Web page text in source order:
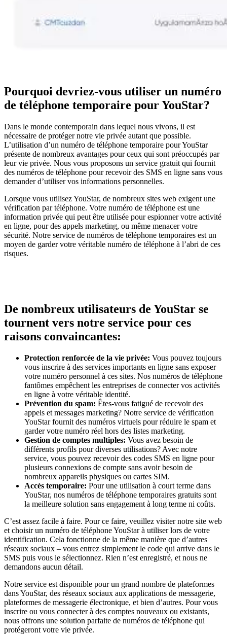
Pourquoi devriez-vous utiliser un numéro
de téléphone temporaire pour YouStar?
Dans le monde contemporain dans lequel nous vivons, il est
nécessaire de protéger notre vie privée autant que possible.
L’utilisation d’un numéro de téléphone temporaire pour YouStar
présente de nombreux avantages pour ceux qui sont préoccupés par
leur vie privée. Nous vous proposons un service gratuit qui fournit
des numéros de téléphone pour recevoir des SMS en ligne sans vous
demander d’utiliser vos informations personnelles.
Lorsque vous utilisez YouStar, de nombreux sites web exigent une
vérification par téléphone. Votre numéro de téléphone est une
information privée qui peut être utilisée pour espionner votre activité
en ligne, pour des appels marketing, ou même menacer votre
sécurité. Notre service de numéros de téléphone temporaires est un
moyen de garder votre véritable numéro de téléphone à l’abri de ces
risques.
De nombreux utilisateurs de YouStar se
tournent vers notre service pour ces
raisons convaincantes:
Protection renforcée de la vie privée: Vous pouvez toujours
vous inscrire à des services importants en ligne sans exposer
votre numéro personnel à ces sites. Nos numéros de téléphone
fantômes empêchent les entreprises de connecter vos activités
en ligne à votre véritable identité.
Prévention du spam: Êtes-vous fatigué de recevoir des
appels et messages marketing? Notre service de vérification
YouStar fournit des numéros virtuels pour réduire le spam et
garder votre numéro réel hors des listes marketing.
Gestion de comptes multiples: Vous avez besoin de
différents profils pour diverses utilisations? Avec notre
service, vous pouvez recevoir des codes SMS en ligne pour
plusieurs connexions de compte sans avoir besoin de
nombreux appareils physiques ou cartes SIM.
Accès temporaire: Pour une utilisation à court terme dans
YouStar, nos numéros de téléphone temporaires gratuits sont
la meilleure solution sans engagement à long terme ni coûts.
C’est assez facile à faire. Pour ce faire, veuillez visiter notre site web
et choisir un numéro de téléphone YouStar à utiliser lors de votre
identification. Cela fonctionne de la même manière que d’autres
réseaux sociaux – vous entrez simplement le code qui arrive dans le
SMS puis vous le sélectionnez. Rien n’est enregistré, et nous ne
demandons aucun détail.
Notre service est disponible pour un grand nombre de plateformes
dans YouStar, des réseaux sociaux aux applications de messagerie,
plateformes de messagerie électronique, et bien d’autres. Pour vous
inscrire ou vous connecter à des comptes nouveaux ou existants,
nous offrons une solution parfaite de numéros de téléphone qui
protégeront votre vie privée.